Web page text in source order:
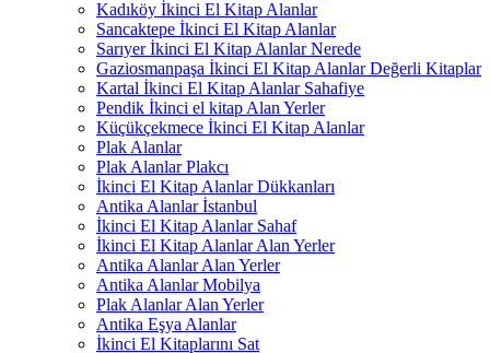
Kadıköy İkinci El Kitap Alanlar
Sancaktepe İkinci El Kitap Alanlar
Sarıyer İkinci El Kitap Alanlar Nerede
Gaziosmanpaşa İkinci El Kitap Alanlar Değerli Kitaplar
Kartal İkinci El Kitap Alanlar Sahafiye
Pendik İkinci el kitap Alan Yerler
Küçükçekmece İkinci El Kitap Alanlar
Plak Alanlar
Plak Alanlar Plakcı
İkinci El Kitap Alanlar Dükkanları
Antika Alanlar İstanbul
İkinci El Kitap Alanlar Sahaf
İkinci El Kitap Alanlar Alan Yerler
Antika Alanlar Alan Yerler
Antika Alanlar Mobilya
Plak Alanlar Alan Yerler
Antika Eşya Alanlar
İkinci El Kitaplarını Sat